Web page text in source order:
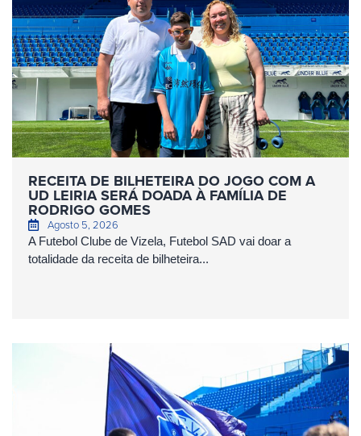
RECEITA DE BILHETEIRA DO JOGO COM A
UD LEIRIA SERÁ DOADA À FAMÍLIA DE
RODRIGO GOMES
Agosto 5, 2026
A Futebol Clube de Vizela, Futebol SAD vai doar a
totalidade da receita de bilheteira...